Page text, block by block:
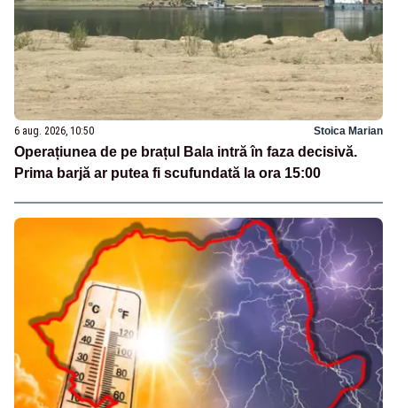
6 aug. 2026, 10:50 Stoica Marian
Operațiunea de pe brațul Bala intră în faza decisivă.
Prima barjă ar putea fi scufundată la ora 15:00